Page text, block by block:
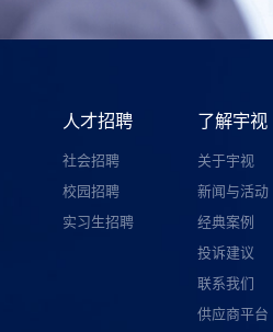
人才招聘
社会招聘
校园招聘
实习生招聘
了解宇视
关于宇视
新闻与活动
经典案例
投诉建议
联系我们
供应商平台